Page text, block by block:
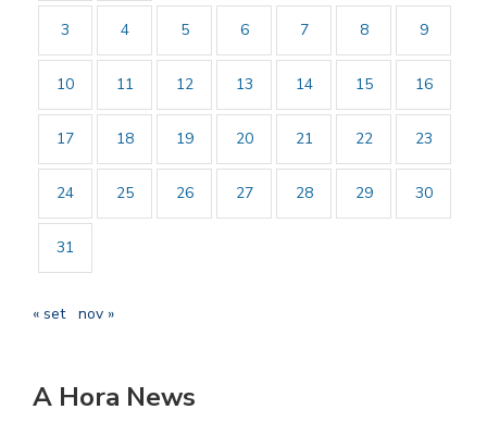
3 4 5 6 7 8 9
10 11 12 13 14 15 16
17 18 19 20 21 22 23
24 25 26 27 28 29 30
31
« set nov »
A Hora News